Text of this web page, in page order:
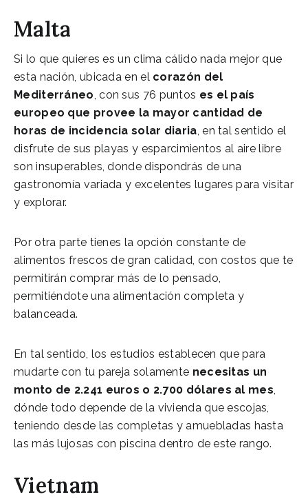
Malta
Si lo que quieres es un clima cálido nada mejor que
esta nación, ubicada en el corazón del
Mediterráneo, con sus 76 puntos es el país
europeo que provee la mayor cantidad de
horas de incidencia solar diaria, en tal sentido el
disfrute de sus playas y esparcimientos al aire libre
son insuperables, donde dispondrás de una
gastronomía variada y excelentes lugares para visitar
y explorar.
Por otra parte tienes la opción constante de
alimentos frescos de gran calidad, con costos que te
permitirán comprar más de lo pensado,
permitiéndote una alimentación completa y
balanceada.
En tal sentido, los estudios establecen que para
mudarte con tu pareja solamente necesitas un
monto de 2.241 euros o 2.700 dólares al mes,
dónde todo depende de la vivienda que escojas,
teniendo desde las completas y amuebladas hasta
las más lujosas con piscina dentro de este rango.
Vietnam